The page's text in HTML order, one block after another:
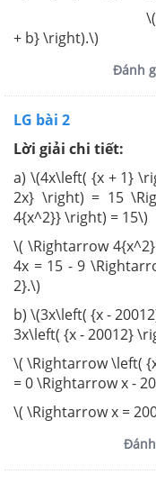
\( = \left( {a
+ b} \right).\)
Đánh
LG bài 2
Lời giải chi tiết:
a) \(4x\left( {x + 1}
2x} \right) = 15
4{x^2}} \right) = 15\)
\( \Rightarrow
4x = 15 - 9
2}.\)
b) \(3x\left( {x -
3x\left( {x - 20012}
\( \Rightarrow \left(
= 0 \Rightarrow x -
\( \Rightarrow x =